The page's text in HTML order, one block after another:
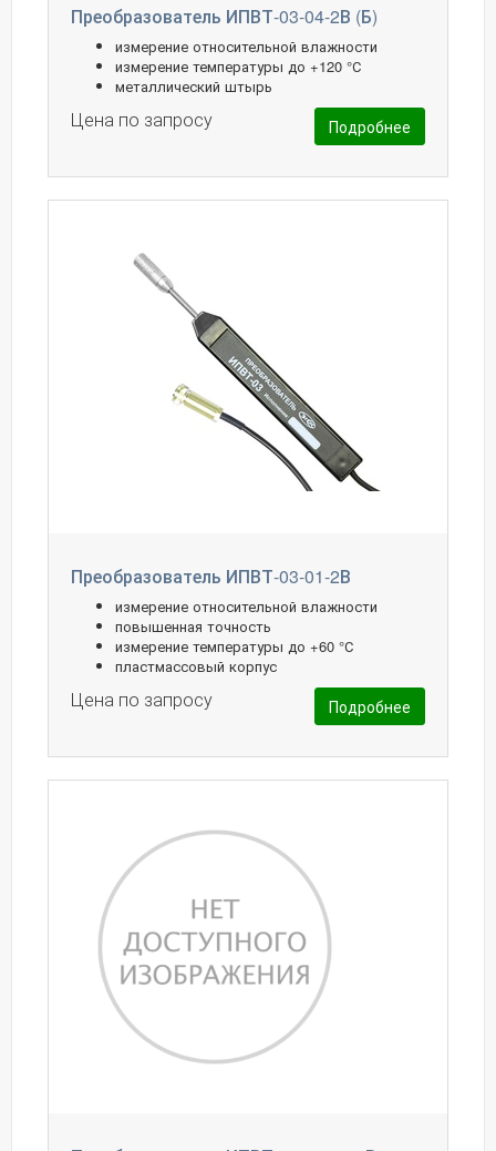
Преобразователь ИПВТ-03-04-2В (Б)
измерение относительной влажности
измерение температуры до +120 °С
металлический штырь
Цена по запросу Подробнее
Преобразователь ИПВТ-03-01-2В
измерение относительной влажности
повышенная точность
измерение температуры до +60 °С
пластмассовый корпус
Цена по запросу Подробнее